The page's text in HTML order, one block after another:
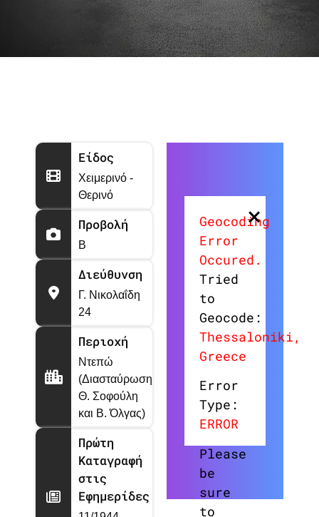
Είδος
Χειμερινό -
Θερινό
Προβολή
Β
Διεύθυνση
Γ. Νικολαΐδη
24
Περιοχή
Ντεπώ
(Διασταύρωση
Θ. Σοφούλη
και Β. Όλγας)
Πρώτη
Καταγραφή
στις
Εφημερίδες
×
Geocoding
Error
Occured.
Tried
to
Geocode:
Thessaloniki,
Greece
Error
Type:
ERROR
Please
be
sure
to